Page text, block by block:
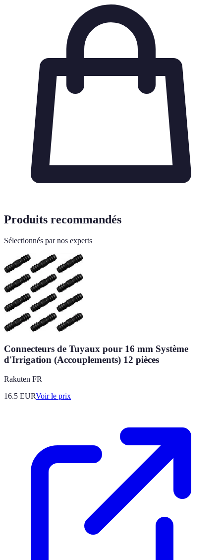
Produits recommandés
Sélectionnés par nos experts
Connecteurs de Tuyaux pour 16 mm Système
d'Irrigation (Accouplements) 12 pièces
Rakuten FR
16.5 EURVoir le prix